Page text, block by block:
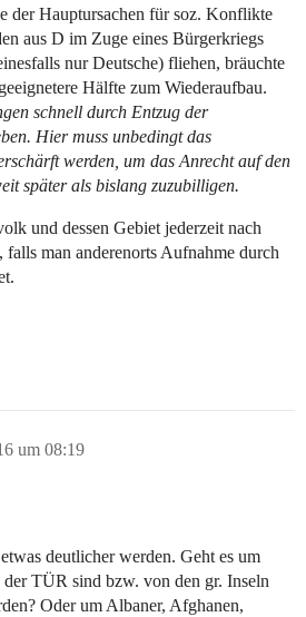
der Hauptursachen für soz. Konflikte
aus D im Zuge eines Bürgerkriegs
nur Deutsche) fliehen, bräuchte
Hälfte zum Wiederaufbau.
schnell durch Entzug der
Hier muss unbedingt das
werden, um das Anrecht auf den
später als bislang zuzubilligen.
und dessen Gebiet jederzeit nach
man anderenorts Aufnahme durch
um 08:19
deutlicher werden. Geht es um
TÜR sind bzw. von den gr. Inseln
Oder um Albaner, Afghanen,